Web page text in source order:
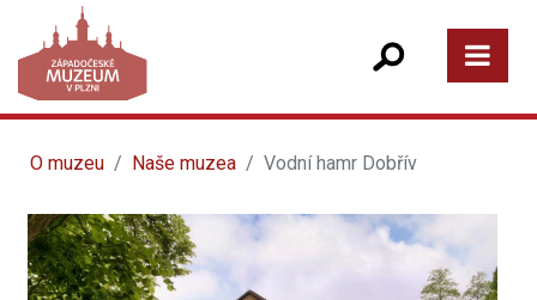
O muzeu Naše muzea Vodní hamr Dobřív